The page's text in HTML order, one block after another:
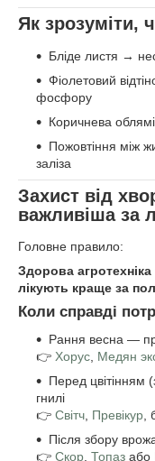
Як зрозуміти,
Бліде листя →
Фіолетовий
фосфору
Коричнева
Пожовтіння між
заліза
Захист від
важливіша за
Головне правило:
Здорова
лікують краще за
Коли справді
Рання весна —
👉 Хорус Медян
Перед цвітінням
гнилі
👉 Світч Превікур
Після збору
👉 Скор Топаз або